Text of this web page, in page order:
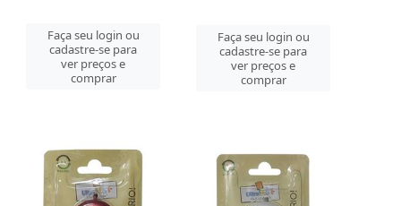
Faça seu login ou
cadastre-se para
ver preços e
comprar
Faça seu login ou
cadastre-se para
ver preços e
comprar